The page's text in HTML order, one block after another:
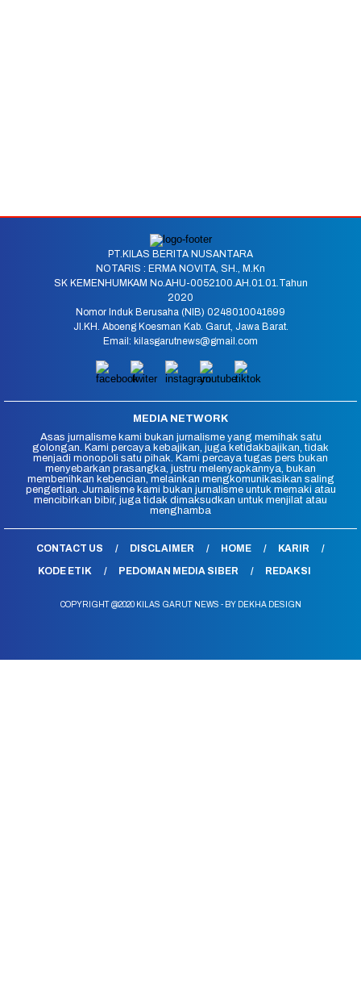
PT.KILAS BERITA NUSANTARA
NOTARIS : ERMA NOVITA, SH., M.Kn
SK KEMENHUMKAM No.AHU-0052100.AH.01.01.Tahun
2020
Nomor Induk Berusaha (NIB) 0248010041699
Jl.KH. Aboeng Koesman Kab. Garut, Jawa Barat.
Email: kilasgarutnews@gmail.com
MEDIA NETWORK
Asas jurnalisme kami bukan jurnalisme yang memihak satu
golongan. Kami percaya kebajikan, juga ketidakbajikan, tidak
menjadi monopoli satu pihak. Kami percaya tugas pers bukan
menyebarkan prasangka, justru melenyapkannya, bukan
membenihkan kebencian, melainkan mengkomunikasikan saling
pengertian. Jurnalisme kami bukan jurnalisme untuk memaki atau
mencibirkan bibir, juga tidak dimaksudkan untuk menjilat atau
menghamba
CONTACT US DISCLAIMER HOME
KARIR
KODE ETIK
PEDOMAN MEDIA SIBER REDAKSI
COPYRIGHT @2020 KILAS GARUT NEWS - BY DEKHA DESIGN